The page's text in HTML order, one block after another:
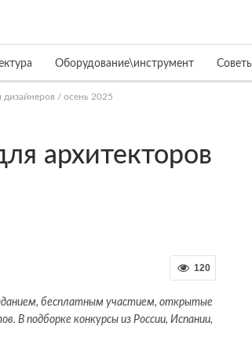
Оборудование\инструмент
/ осень 2025
архитекторов
120
бесплатным участием, открытые
В подборке конкурсы из России, Испании,